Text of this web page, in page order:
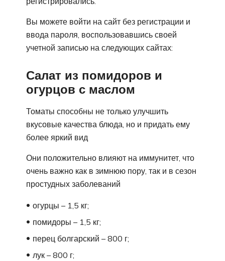
Вы можете войти на сайт без регистрации и
ввода пароля, воспользовавшись своей
учетной записью на следующих сайтах:
Салат из помидоров и
огурцов с маслом
Томаты способны не только улучшить
вкусовые качества блюда, но и придать ему
более яркий вид
Они положительно влияют на иммунитет, что
очень важно как в зимнюю пору, так и в сезон
простудных заболеваний
огурцы – 1,5 кг;
помидоры – 1,5 кг;
перец болгарский – 800 г;
лук – 800 г;